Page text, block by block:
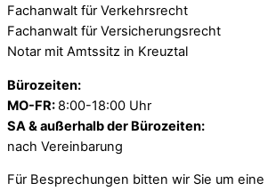
Fachanwalt für Verkehrsrecht
Fachanwalt für Versicherungsrecht
Notar mit Amtssitz in Kreuztal
Bürozeiten:
MO-FR: 8:00-18:00 Uhr
SA & außerhalb der Bürozeiten:
nach Vereinbarung
Für Besprechungen bitten wir Sie um eine